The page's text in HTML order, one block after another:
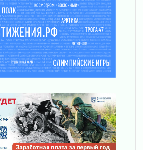
обновляют пространства
2027
в Ленобласти сможет
на доплату от региона
области
10 пожаров
но в корзинку пока не